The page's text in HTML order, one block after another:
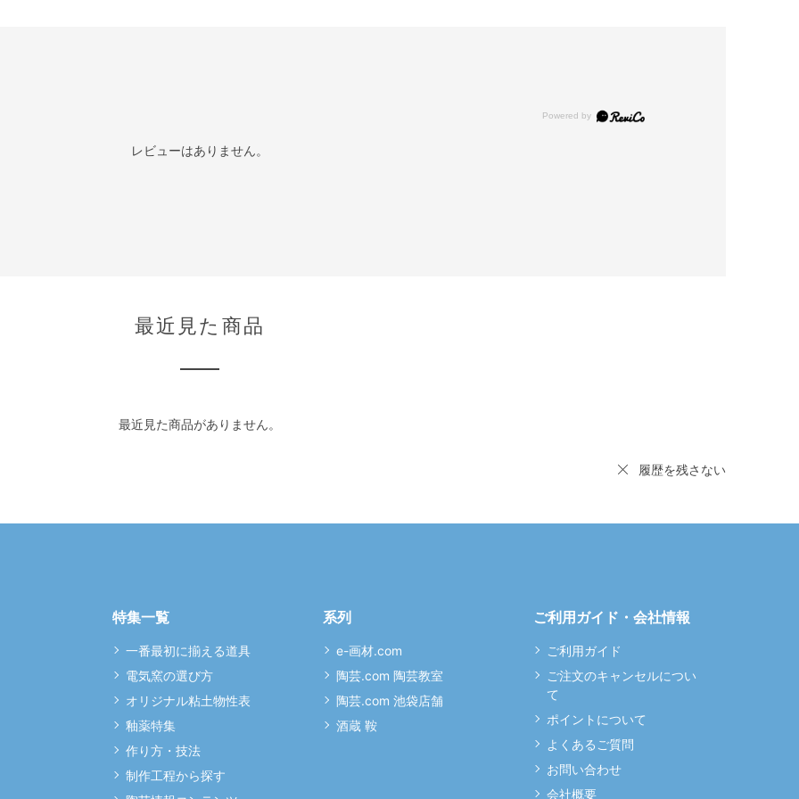
レビューはありません。
最近見た商品
最近見た商品がありません。
履歴を残さない
特集一覧
一番最初に揃える道具
電気窯の選び方
オリジナル粘土物性表
釉薬特集
作り方・技法
制作工程から探す
系列
e-画材.com
陶芸.com 陶芸教室
陶芸.com 池袋店舗
酒蔵 鞍
ご利用ガイド・会社情報
ご利用ガイド
ご注文のキャンセルについ
て
ポイントについて
よくあるご質問
お問い合わせ
会社概要